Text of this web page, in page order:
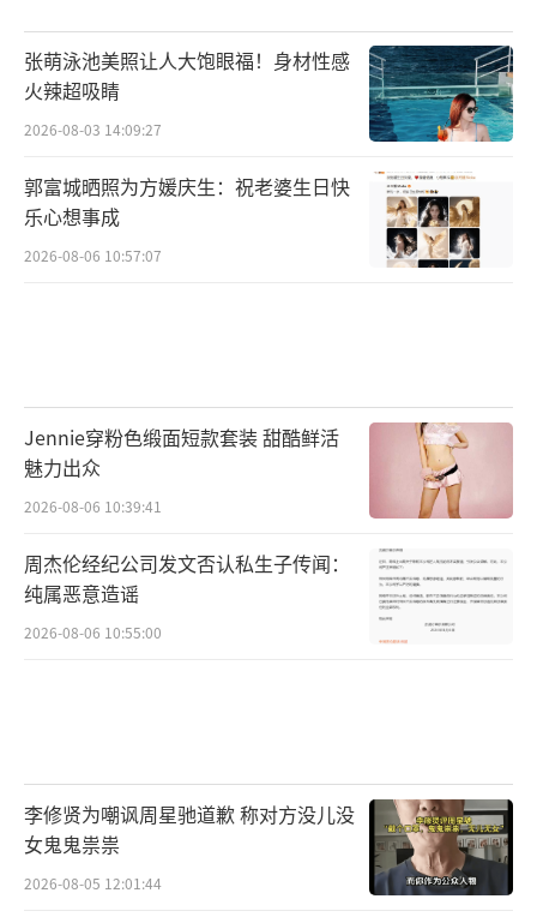
张萌泳池美照让人大饱眼福！身材性感
火辣超吸睛
2026-08-03 14:09:27
郭富城晒照为方媛庆生：祝老婆生日快
乐心想事成
2026-08-06 10:57:07
Jennie穿粉色缎面短款套装 甜酷鲜活
魅力出众
2026-08-06 10:39:41
周杰伦经纪公司发文否认私生子传闻：
纯属恶意造谣
2026-08-06 10:55:00
李修贤为嘲讽周星驰道歉 称对方没儿没
女鬼鬼祟祟
2026-08-05 12:01:44